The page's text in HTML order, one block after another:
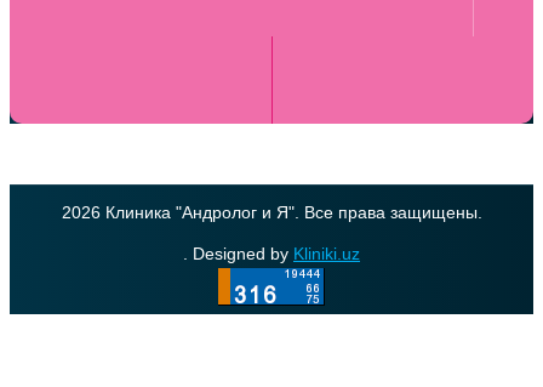
2026 Клиника "Андролог и Я". Все права защищены.
. Designed by Kliniki.uz